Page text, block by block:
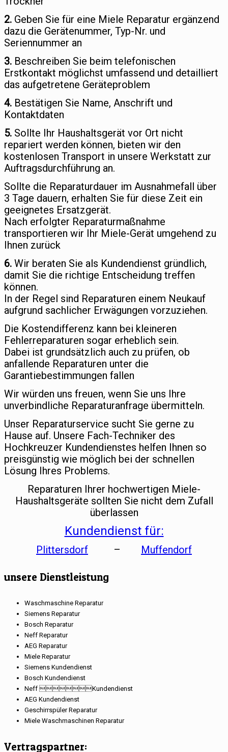
2. Geben Sie für eine Miele Reparatur ergänzend
dazu die Gerätenummer, Typ-Nr. und
Seriennummer an
3. Beschreiben Sie beim telefonischen
Erstkontakt möglichst umfassend und detailliert
das aufgetretene Geräteproblem
4. Bestätigen Sie Name, Anschrift und
Kontaktdaten
5. Sollte Ihr Haushaltsgerät vor Ort nicht
repariert werden können, bieten wir den
kostenlosen Transport in unsere Werkstatt zur
Auftragsdurchführung an.
Sollte die Reparaturdauer im Ausnahmefall über
3 Tage dauern, erhalten Sie für diese Zeit ein
geeignetes Ersatzgerät.
Nach erfolgter Reparaturmaßnahme
transportieren wir Ihr Miele-Gerät umgehend zu
Ihnen zurück
6. Wir beraten Sie als Kundendienst gründlich,
damit Sie die richtige Entscheidung treffen
können.
In der Regel sind Reparaturen einem Neukauf
aufgrund sachlicher Erwägungen vorzuziehen.
Die Kostendifferenz kann bei kleineren
Fehlerreparaturen sogar erheblich sein.
Dabei ist grundsätzlich auch zu prüfen, ob
anfallende Reparaturen unter die
Garantiebestimmungen fallen
Wir würden uns freuen, wenn Sie uns Ihre
unverbindliche Reparaturanfrage übermitteln.
Unser Reparaturservice sucht Sie gerne zu
Hause auf. Unsere Fach-Techniker des
Hochkreuzer Kundendienstes helfen Ihnen so
preisgünstig wie möglich bei der schnellen
Lösung Ihres Problems.
Reparaturen Ihrer hochwertigen Miele-
Haushaltsgeräte sollten Sie nicht dem Zufall
überlassen
Kundendienst für:
Plittersdorf – Muffendorf
unsere Dienstleistung
Waschmaschine Reparatur
Siemens Reparatur
Bosch Reparatur
Neff Reparatur
AEG Reparatur
Miele Reparatur
Siemens Kundendienst
Bosch Kundendienst
Neff Kundendienst
AEG Kundendienst
Geschirrspüler Reparatur
Miele Waschmaschinen Reparatur
Vertragspartner: